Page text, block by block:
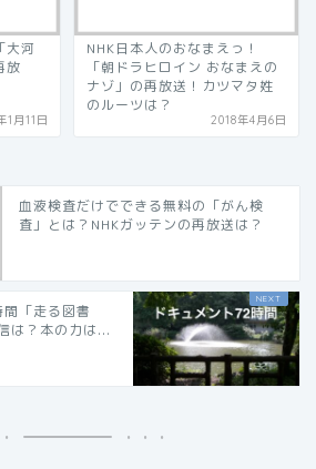
大河
放
1月11日
NHK日本人のおなまえっ！
「朝ドラヒロイン おなまえの
ナゾ」の再放送！カツマタ姓
のルーツは？
2018年4月6日
血液検査だけでできる無料の「がん検
査」とは？NHKガッテンの再放送は？
「走る図書
は？本の力は...